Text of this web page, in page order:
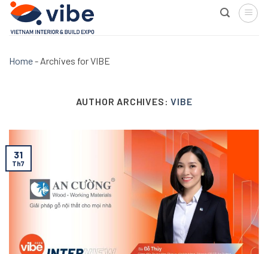
Skip
content
Home- Archives for VIBE
AUTHOR ARCHIVES:VIBE
31
Th7